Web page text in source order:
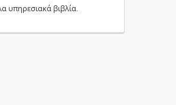
υπηρεσιακά βιβλία.